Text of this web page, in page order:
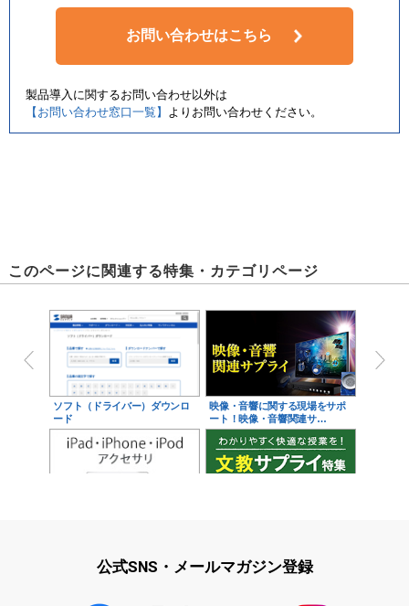
お問い合わせはこちら
製品導入に関するお問い合わせ以外は
【お問い合わせ窓口一覧】 よりお問い合わせください。
このページに関連する特集・カテゴリページ
ソフト（ドライバー）ダウンロ
ード
映像・音響に関する現場をサポ
ート！映像・音響関連サ…
公式SNS・メールマガジン登録